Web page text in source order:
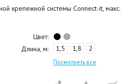
крепежной системы Connect-it, макс.
Цвет:
Длина, м:
1,5 1,8 2
Посмотреть все